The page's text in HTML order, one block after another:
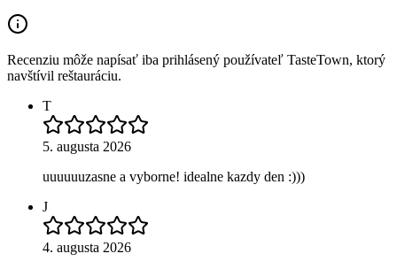
Recenziu môže napísať iba prihlásený používateľ TasteTown, ktorý
navštívil reštauráciu.
T
5. augusta 2026
uuuuuuzasne a vyborne! idealne kazdy den :)))
J
4. augusta 2026